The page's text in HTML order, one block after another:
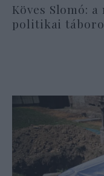
Köves Slomó:
politikai